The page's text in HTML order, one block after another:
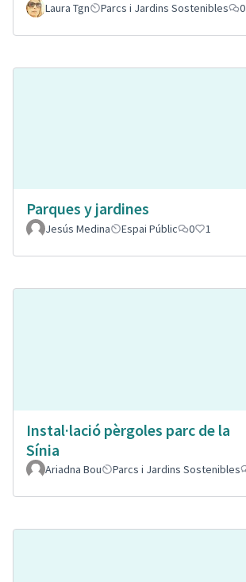
Laura Tgn
Parcs i Jardins Sostenibles 0
Parques y jardines
Jesús Medina
Espai Públic 0 1
Instal·lació pèrgoles parc de la
Sínia
Ariadna Bou Parcs i Jardins Sostenibles